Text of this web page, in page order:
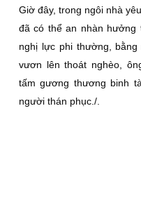
Giờ đây, trong ngôi nhà
đã có thể an nhàn hưởng
nghị lực phi thường,
vươn lên thoát nghèo,
tấm gương thương binh
người thán phục./.